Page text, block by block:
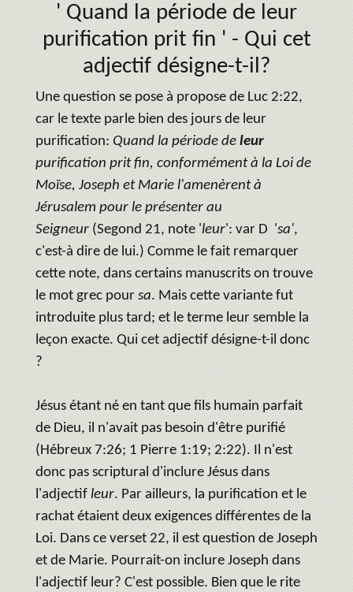
' Quand la période de leur
purification prit fin ' - Qui cet
adjectif désigne-t-il?
Une question se pose à propose de Luc 2:22,
car le texte parle bien des jours de leur
purification: Quand la période de leur
purification prit fin, conformément à la Loi de
Moïse, Joseph et Marie l'amenèrent à
Jérusalem pour le présenter au
Seigneur (Segond 21, note 'leur': var D 'sa',
c'est-à dire de lui.) Comme le fait remarquer
cette note, dans certains manuscrits on trouve
le mot grec pour sa. Mais cette variante fut
introduite plus tard; et le terme leur semble la
leçon exacte. Qui cet adjectif désigne-t-il donc
?
Jésus étant né en tant que fils humain parfait
de Dieu, il n'avait pas besoin d'être purifié
(Hébreux 7:26; 1 Pierre 1:19; 2:22). Il n'est
donc pas scriptural d'inclure Jésus dans
l'adjectif leur. Par ailleurs, la purification et le
rachat étaient deux exigences différentes de la
Loi. Dans ce verset 22, il est question de Joseph
et de Marie. Pourrait-on inclure Joseph dans
l'adjectif leur? C'est possible. Bien que le rite